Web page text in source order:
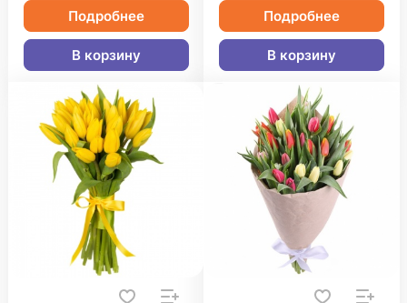
Подробнее
В корзину
Подробнее
В корзину